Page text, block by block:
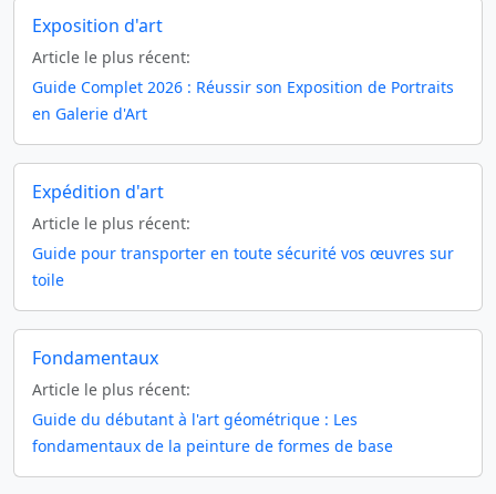
Exposition d'art
Article le plus récent:
Guide Complet 2026 : Réussir son Exposition de Portraits
en Galerie d'Art
Expédition d'art
Article le plus récent:
Guide pour transporter en toute sécurité vos œuvres sur
toile
Fondamentaux
Article le plus récent:
Guide du débutant à l'art géométrique : Les
fondamentaux de la peinture de formes de base